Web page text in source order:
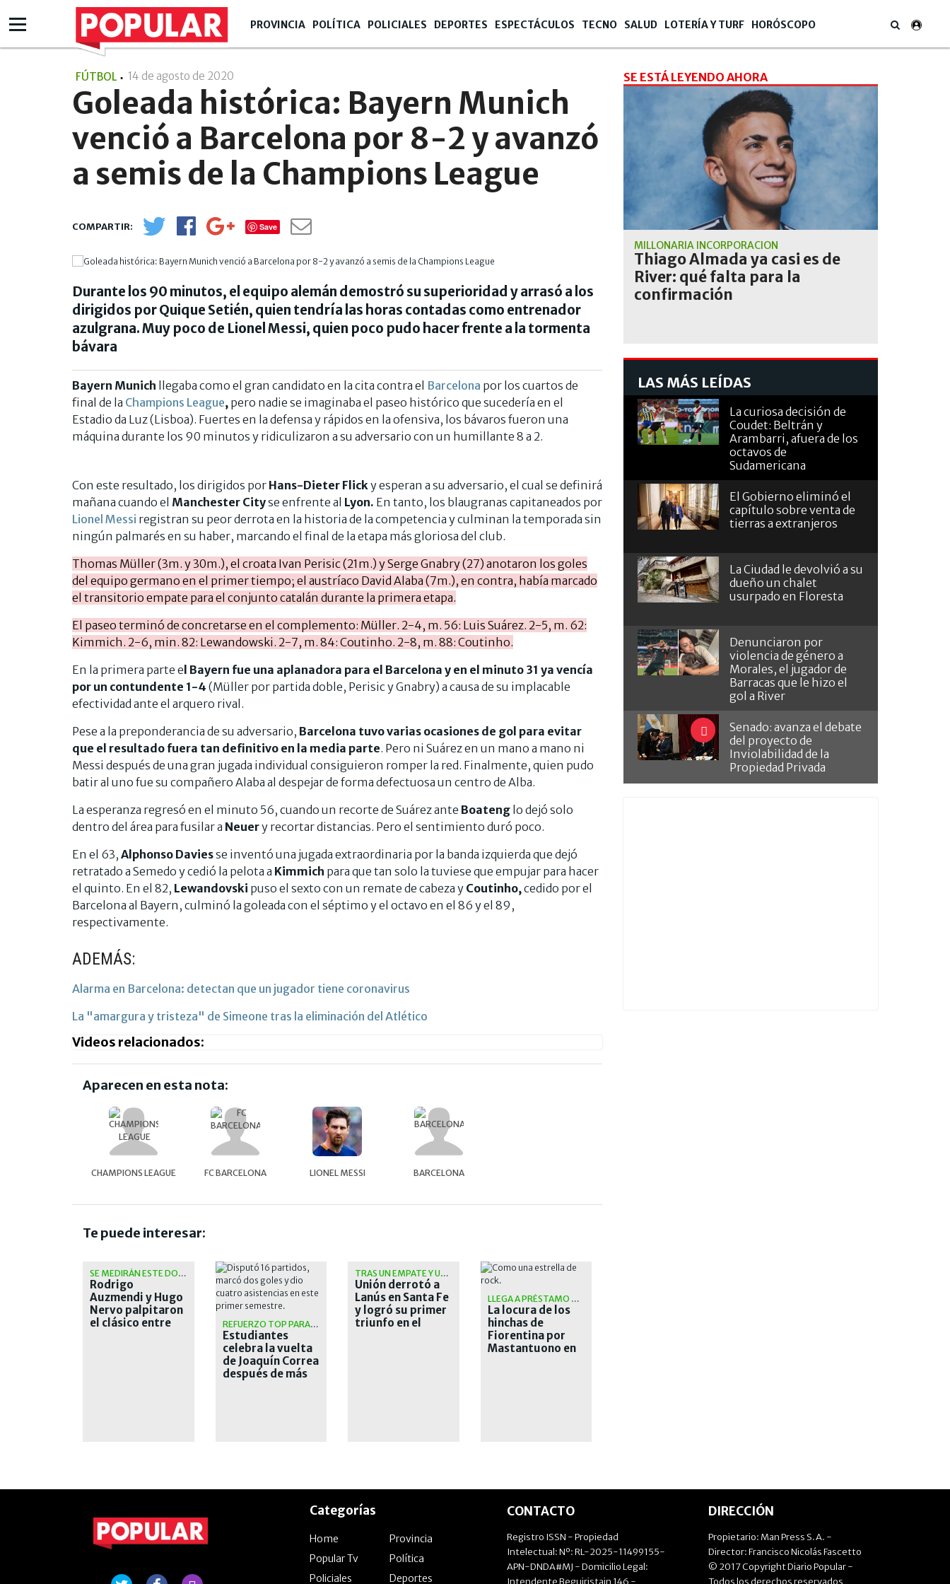
PROVINCIA POLÍTICA POLICIALES DEPORTES ESPECTÁCULOS TECNO SALUD LOTERÍA Y TURF HORÓSCOPO
FÚTBOL 14 de agosto de 2020
Goleada histórica: Bayern Munich
venció a Barcelona por 8-2 y avanzó
a semis de la Champions League
Save
Durante los 90 minutos, el equipo alemán demostró su superioridad y arrasó a los
dirigidos por Quique Setién, quien tendría las horas contadas como entrenador
azulgrana. Muy poco de Lionel Messi, quien poco pudo hacer frente a la tormenta
bávara
Bayern Munich llegaba como el gran candidato en la cita contra el Barcelona por los cuartos de
final de la Champions League, pero nadie se imaginaba el paseo histórico que sucedería en el
Estadio da Luz (Lisboa). Fuertes en la defensa y rápidos en la ofensiva, los bávaros fueron una
máquina durante los 90 minutos y ridiculizaron a su adversario con un humillante 8 a 2.
Con este resultado, los dirigidos por Hans-Dieter Flick y esperan a su adversario, el cual se definirá
mañana cuando el Manchester Cityse enfrente al Lyon. En tanto, los blaugranas capitaneados por
Lionel Messi registran su peor derrota en la historia de la competencia y culminan la temporada sin
ningún palmarés en su haber, marcando el final de la etapa más gloriosa del club.
Thomas Müller (3m. y 30m.), el croata Ivan Perisic (21m.) y Serge Gnabry (27) anotaron los goles
del equipo germano en el primer tiempo; el austríaco David Alaba (7m.), en contra, había marcado
el transitorio empate para el conjunto catalán durante la primera etapa.
El paseo terminó de concretarse en el complemento: Müller. 2-4, m. 56: Luis Suárez. 2-5, m. 62:
Kimmich. 2-6, min. 82: Lewandowski. 2-7, m. 84: Coutinho. 2-8, m. 88: Coutinho.
En la primera parte el Bayern fue una aplanadora para el Barcelona y en el minuto 31 ya vencía
por un contundente 1-4 (Müller por partida doble, Perisic y Gnabry) a causa de su implacable
efectividad ante el arquero rival.
Pese a la preponderancia de su adversario, Barcelona tuvo varias ocasiones de gol para evitar
que el resultado fuera tan definitivo en la media parte. Pero ni Suárez en un mano a mano ni
Messi después de una gran jugada individual consiguieron romper la red. Finalmente, quien pudo
batir al uno fue su compañero Alaba al despejar de forma defectuosa un centro de Alba.
La esperanza regresó en el minuto 56, cuando un recorte de Suárez ante Boateng lo dejó solo
dentro del área para fusilar a Neuery recortar distancias. Pero el sentimiento duró poco.
En el 63, Alphonso Daviesse inventó una jugada extraordinaria por la banda izquierda que dejó
retratado a Semedo y cedió la pelota a Kimmich para que tan solo la tuviese que empujar para hacer
el quinto. En el 82, Lewandovski puso el sexto con un remate de cabeza y Coutinho, cedido por el
Barcelona al Bayern, culminó la goleada con el séptimo y el octavo en el 86 y el 89,
respectivamente.
ADEMÁS:
Alarma en Barcelona: detectan que un jugador tiene coronavirus
La "amargura y tristeza" de Simeone tras la eliminación del Atlético
Videos relacionados:
Aparecen en esta nota:
CHAMPIONS LEAGUE FC BARCELONA LIONEL MESSI BARCELONA
Te puede interesar:
SE MEDIRÁN ESTE DOMINGO
Rodrigo
Auzmendi y Hugo
Nervo palpitaron
el clásico entre
REFUERZO TOP PARA EL PINCHA
Estudiantes
celebra la vuelta
de Joaquín Correa
después de más
TRAS UN EMPATE Y UNA CAÍDA
Unión derrotó a
Lanús en Santa Fe
y logró su primer
triunfo en el
LLEGA A PRÉSTAMO POR UN AÑO
La locura de los
hinchas de
Fiorentina por
Mastantuono en
SE ESTÁ LEYENDO AHORA
MILLONARIA INCORPORACIÓN
Thiago Almada ya casi es de
River: qué falta para la
confirmación
LAS MÁS LEÍDAS
La curiosa decisión de
Coudet: Beltrán y
Arambarri, afuera de los
octavos de
Sudamericana
El Gobierno eliminó el
capítulo sobre venta de
tierras a extranjeros
La Ciudad le devolvió a su
dueño un chalet
usurpado en Floresta
Denunciaron por
violencia de género a
Morales, el jugador de
Barracas que le hizo el
gol a River
Senado: avanza el debate
del proyecto de
Inviolabilidad de la
Propiedad Privada
Categorías
Home
Provincia
Popular Tv
Política
Policiales
Deportes
CONTACTO
Registro ISSN - Propiedad
Intelectual: Nº: RL-2025-11499155-
APN-DNDA#MJ - Domicilio Legal:
Intendente Beguiristain 146 -
DIRECCIÓN
Propietario: Man Press S.A. -
Director: Francisco Nicolás Fascetto
© 2017 Copyright Diario Popular -
Todos los derechos reservados